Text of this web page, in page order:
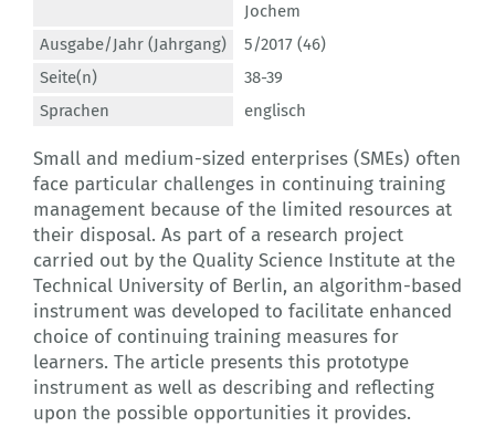
Jochem
Ausgabe/Jahr (Jahrgang)
5/2017 (46)
Seite(n)
38-39
Sprachen
englisch
Small and medium-sized enterprises (SMEs) often
face particular challenges in continuing training
management because of the limited resources at
their disposal. As part of a research project
carried out by the Quality Science Institute at the
Technical University of Berlin, an algorithm-based
instrument was developed to facilitate enhanced
choice of continuing training measures for
learners. The article presents this prototype
instrument as well as describing and reflecting
upon the possible opportunities it provides.